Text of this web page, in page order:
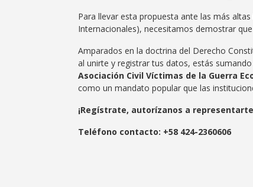
Para llevar esta propuesta ante las más
Internacionales), necesitamos demostrar
Amparados en la doctrina del Derecho
al unirte y registrar tus datos, estás
Asociación Civil Víctimas de la Guerra
como un mandato popular que las
¡Regístrate, autorízanos a
Teléfono contacto: +58 424-2360606